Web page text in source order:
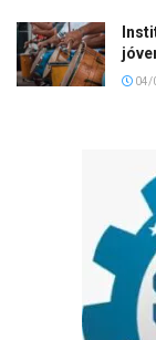
04/